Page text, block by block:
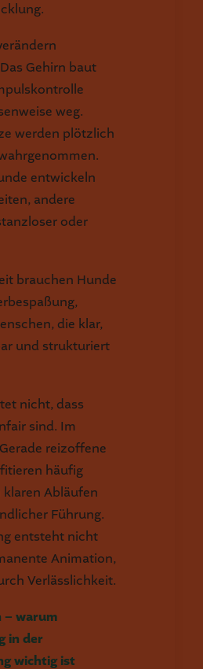
Gehirn baut
weg.
werden plötzlich
entwickeln
andere
oder
brauchen Hunde
die klar,
und strukturiert
nicht, dass
sind. Im
reizoffene
häufig
klaren Abläufen
Führung.
entsteht nicht
Animation,
Verlässlichkeit.
warum
in der
wichtig ist